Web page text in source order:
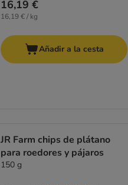
16,19 €
16,19 € / kg
Añadir a la cesta
JR Farm chips de plátano
para roedores y pájaros
150 g